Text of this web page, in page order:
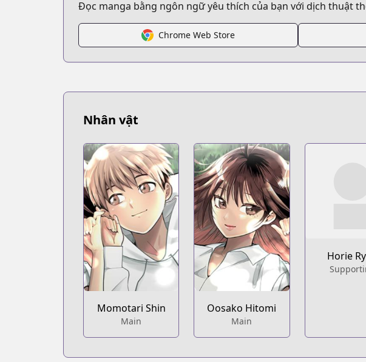
https://www.mangaupdates.com/series.html?id=175225
Book☆Walker
Book☆Walker
https://bookwalker.jp/series/292196/list
Đọc manga bằng ngôn ngữ yêu thích của bạn với dịch thuật
Chrome Web Store
Nhân vật
Momotari Shin
Main
Oosako Hitomi
Main
Horie